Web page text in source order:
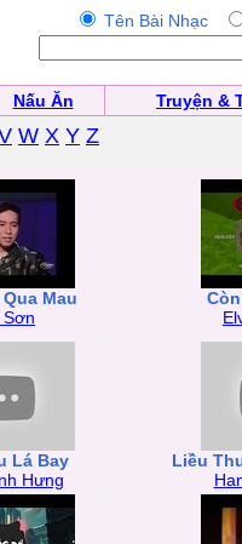
Tên Bài Nhạc
Nấu Ăn Truyện &
W X Y Z
Mau
Lá Bay
Hưng
Liều